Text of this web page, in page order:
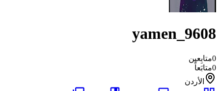
yamen_9608
0متابِعين
0متابَعاً
الأردن